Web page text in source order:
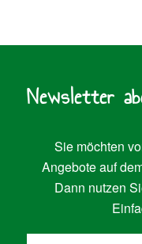
Newsletter
Sie möchten
Angebote auf
Dann nutzen